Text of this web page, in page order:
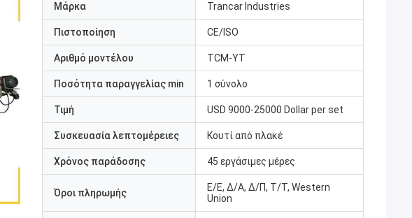
Μάρκα Trancar Industries
Πιστοποίηση CE/ISO
Αριθμό μοντέλου ΤCM-YT
Ποσότητα παραγγελίας min 1 σύνολο
Τιμή USD 9000-25000 Dollar per set
Συσκευασία λεπτομέρειες Κουτί από πλακέ
Χρόνος παράδοσης 45 εργάσιμες μέρες
Όροι πληρωμής
Ε/Ε, Δ/Α, Δ/Π, Τ/Τ, Western
Union